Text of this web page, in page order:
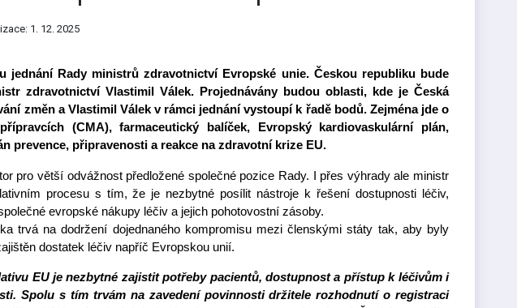
1. 12. 2025
jednání Rady ministrů zdravotnictví Evropské unie. Českou republiku bude
zdravotnictví Vlastimil Válek. Projednávány budou oblasti, kde je Česká
změn a Vlastimil Válek v rámci jednání vystoupí k řadě bodů. Zejména jde o
(CMA), farmaceutický balíček, Evropský kardiovaskulární plán,
prevence, připravenosti a reakce na zdravotní krize EU.
pro větší odvážnost předložené společné pozice Rady. I přes výhrady ale ministr
procesu s tím, že je nezbytné posílit nástroje k řešení dostupnosti léčiv,
evropské nákupy léčiv a jejich pohotovostní zásoby.
trvá na dodržení dojednaného kompromisu mezi členskými státy tak, aby byly
dostatek léčiv napříč Evropskou unií.
EU je nezbytné zajistit potřeby pacientů, dostupnost a přístup k léčivům i
Spolu s tím trvám na zavedení povinnosti držitele rozhodnutí o registraci